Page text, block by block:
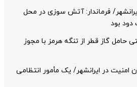
فرماندار: آتش سوزی در محل
بود
حامل گاز قطر از تنگه هرمز با مجوز
امنیت در ایرانشهر/ یک مأمور انتظامی